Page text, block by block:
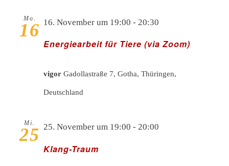
Mo.
16
Energiearbeit für Tiere (via Zoom)
16. November um 19:00 - 20:30
vigorGadollastraße 7, Gotha, Thüringen,
Deutschland
Mi.
25
Klang-Traum
25. November um 19:00 -20:00